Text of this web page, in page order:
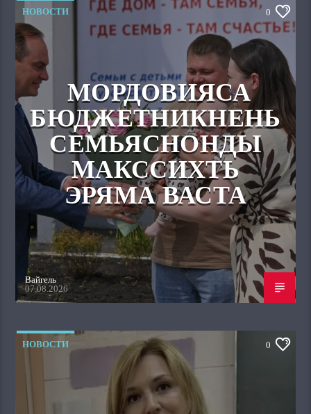
НОВОСТИ 0
МОРДОВИЯСА
БЮДЖЕТНИКНЕНЬ
СЕМЬЯСНОНДЫ
МАКССИХТЬ
ЭРЯМА ВАСТА
Вайгель
07.08.2026
НОВОСТИ 0